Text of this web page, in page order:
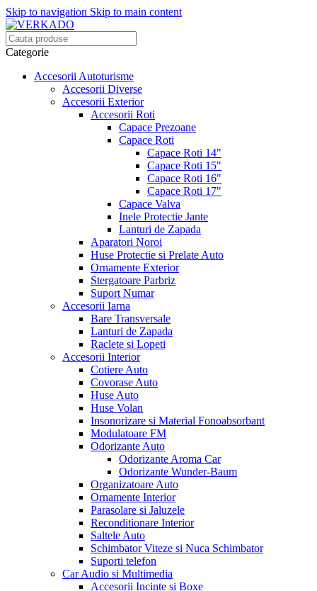
Skip to navigation Skip to main content
Categorie
Accesorii Autoturisme
Accesorii Diverse
Accesorii Exterior
Accesorii Roti
Capace Prezoane
Capace Roti
Capace Roti 14"
Capace Roti 15"
Capace Roti 16"
Capace Roti 17"
Capace Valva
Inele Protectie Jante
Lanturi de Zapada
Aparatori Noroi
Huse Protectie si Prelate Auto
Ornamente Exterior
Stergatoare Parbriz
Suport Numar
Accesorii Iarna
Bare Transversale
Lanturi de Zapada
Raclete si Lopeti
Accesorii Interior
Cotiere Auto
Covorase Auto
Huse Auto
Huse Volan
Insonorizare si Material Fonoabsorbant
Modulatoare FM
Odorizante Auto
Odorizante Aroma Car
Odorizante Wunder-Baum
Organizatoare Auto
Ornamente Interior
Parasolare si Jaluzele
Reconditionare Interior
Saltele Auto
Schimbator Viteze si Nuca Schimbator
Suporti telefon
Car Audio si Multimedia
Accesorii Incinte si Boxe